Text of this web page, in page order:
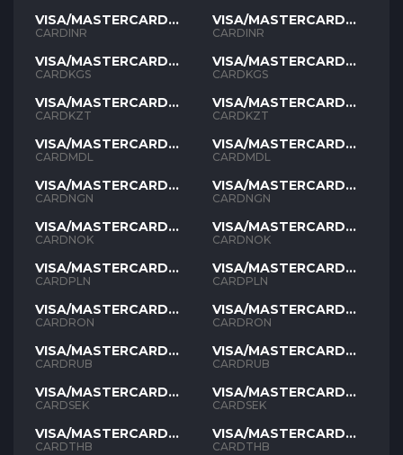
VISA/MASTERCARD
INR
CARDINR
VISA/MASTERCARD
KGS
CARDKGS
VISA/MASTERCARD
KZT
CARDKZT
VISA/MASTERCARD
MDL
CARDMDL
VISA/MASTERCARD
NGN
CARDNGN
VISA/MASTERCARD
NOK
CARDNOK
VISA/MASTERCARD
PLN
CARDPLN
VISA/MASTERCARD
RON
CARDRON
VISA/MASTERCARD
RUB
CARDRUB
VISA/MASTERCARD
SEK
CARDSEK
VISA/MASTERCARD
THB
CARDTHB
VISA/MASTERCARD
INR
CARDINR
VISA/MASTERCARD
KGS
CARDKGS
VISA/MASTERCARD
KZT
CARDKZT
VISA/MASTERCARD
MDL
CARDMDL
VISA/MASTERCARD
NGN
CARDNGN
VISA/MASTERCARD
NOK
CARDNOK
VISA/MASTERCARD
PLN
CARDPLN
VISA/MASTERCARD
RON
CARDRON
VISA/MASTERCARD
RUB
CARDRUB
VISA/MASTERCARD
SEK
CARDSEK
VISA/MASTERCARD
THB
CARDTHB